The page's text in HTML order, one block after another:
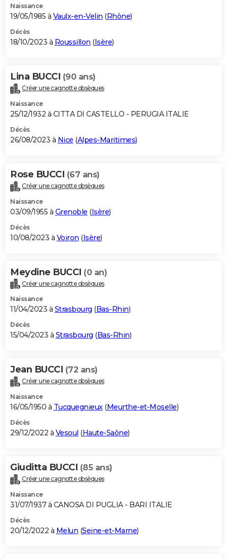
Naissance
19/05/1985 à Vaulx-en-Velin (Rhône)
Décès
18/10/2023 à Roussillon (Isère)
Lina BUCCI (90 ans)
Créer une cagnotte obsèques
Naissance
25/12/1932 à CITTA DI CASTELLO - PERUGIA ITALIE
Décès
26/08/2023 à Nice (Alpes-Maritimes)
Rose BUCCI (67 ans)
Créer une cagnotte obsèques
Naissance
03/09/1955 à Grenoble (Isère)
Décès
10/08/2023 à Voiron (Isère)
Meydine BUCCI (0 an)
Créer une cagnotte obsèques
Naissance
11/04/2023 à Strasbourg (Bas-Rhin)
Décès
15/04/2023 à Strasbourg (Bas-Rhin)
Jean BUCCI (72 ans)
Créer une cagnotte obsèques
Naissance
16/05/1950 à Tucquegnieux(Meurthe-et-Moselle)
Décès
29/12/2022 à Vesoul (Haute-Saône)
Giuditta BUCCI (85 ans)
Créer une cagnotte obsèques
Naissance
31/07/1937 à CANOSA DI PUGLIA - BARI ITALIE
Décès
20/12/2022 à Melun (Seine-et-Marne)